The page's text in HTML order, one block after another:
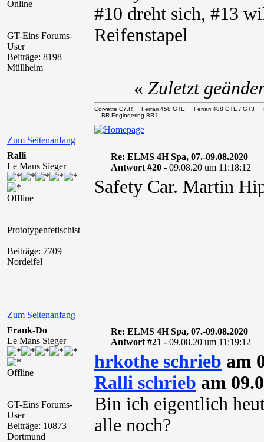
Online
GT-Eins Forums-
User
Beiträge: 8198
Müllheim
#10 dreht sich, #13
Reifenstapel
Zum Seitenanfang
« Zuletzt
Corvette C7.R Ferrari 458 GTE Ferrari 488 GTE /
BR Engineering BR1
Ralli
Le Mans Sieger
Offline
Prototypenfetischist
Beiträge: 7709
Nordeifel
Re: ELMS 4H Spa, 07.-09.08.2020
Antwort #20 - 09.08.20 um 11:18:12
Safety Car. Martin
Zum Seitenanfang
Frank-Do
Le Mans Sieger
Offline
GT-Eins Forums-
User
Beiträge: 10873
Dortmund
Re: ELMS 4H Spa, 07.-09.08.2020
Antwort #21 - 09.08.20 um 11:19:12
hrkothe schrieb am
Ralli schrieb am
Bin ich eigentlich
alle noch?